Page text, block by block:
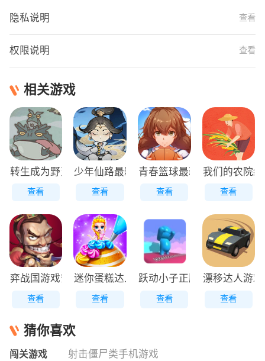
隐私说明 查看
权限说明 查看
相关游戏
转生成为野蛮人正版
查看
少年仙路最新版
查看
青春篮球最新版
查看
我们的农院
查看
弈战国游戏安装包
查看
迷你蛋糕达人原版
查看
跃动小子正版
查看
漂移达人游
查看
猜你喜欢
闯关游戏 射击僵尸类手机游戏